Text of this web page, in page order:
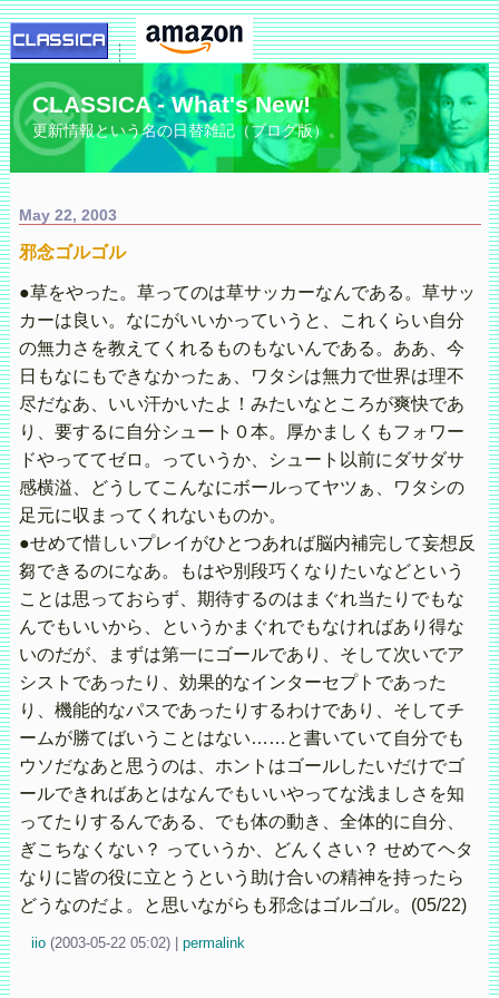
CLASSICA - What's New!
更新情報という名の日替雑記（ブログ版）。
May 22, 2003
邪念ゴルゴル
●草をやった。草ってのは草サッカーなんである。草サッ
カーは良い。なにがいいかっていうと、これくらい自分
の無力さを教えてくれるものもないんである。ああ、今
日もなにもできなかったぁ、ワタシは無力で世界は理不
尽だなあ、いい汗かいたよ！みたいなところが爽快であ
り、要するに自分シュート０本。厚かましくもフォワー
ドやっててゼロ。っていうか、シュート以前にダサダサ
感横溢、どうしてこんなにボールってヤツぁ、ワタシの
足元に収まってくれないものか。
●せめて惜しいプレイがひとつあれば脳内補完して妄想反
芻できるのになあ。もはや別段巧くなりたいなどという
ことは思っておらず、期待するのはまぐれ当たりでもな
んでもいいから、というかまぐれでもなければあり得な
いのだが、まずは第一にゴールであり、そして次いでア
シストであったり、効果的なインターセプトであった
り、機能的なパスであったりするわけであり、そしてチ
ームが勝てばいうことはない……と書いていて自分でも
ウソだなあと思うのは、ホントはゴールしたいだけでゴ
ールできればあとはなんでもいいやってな浅ましさを知
ってたりするんである、でも体の動き、全体的に自分、
ぎこちなくない？ っていうか、どんくさい？ せめてヘタ
なりに皆の役に立とうという助け合いの精神を持ったら
どうなのだよ。と思いながらも邪念はゴルゴル。(05/22)
iio (2003-05-22 05:02) permalink